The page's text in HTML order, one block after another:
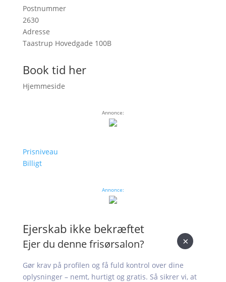
Postnummer
2630
Adresse
Taastrup Hovedgade 100B
Book tid her
Hjemmeside
Annonce:
Prisniveau
Billigt
Annonce:
Ejerskab ikke bekræftet
Ejer du denne frisørsalon?
Gør krav på profilen og få fuld kontrol over dine
oplysninger – nemt, hurtigt og gratis. Så sikrer vi, at
×